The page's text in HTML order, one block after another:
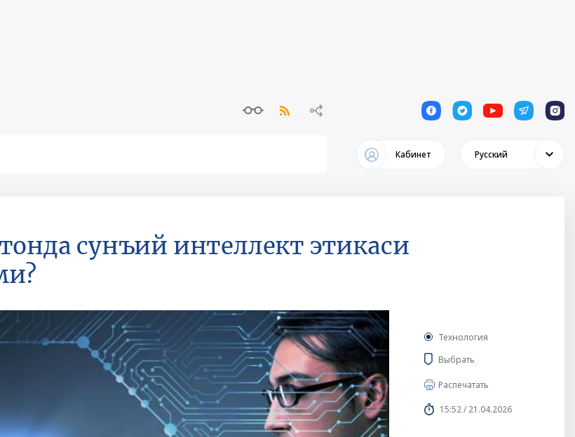
1 1 1 1 1
Кабинет Русский
сунъий интеллект этикаси
Технология
Выбрать
Распечатать
15:52 / 21.04.2026